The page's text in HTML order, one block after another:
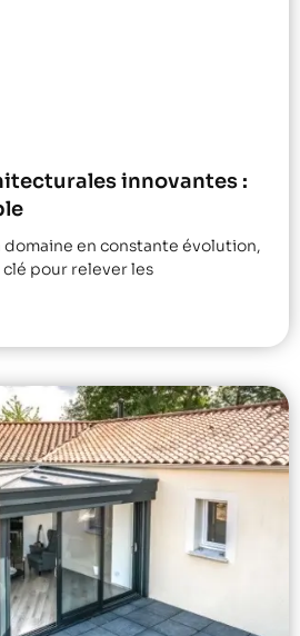
innovantes :
domaine en constante évolution,
clé pour relever les